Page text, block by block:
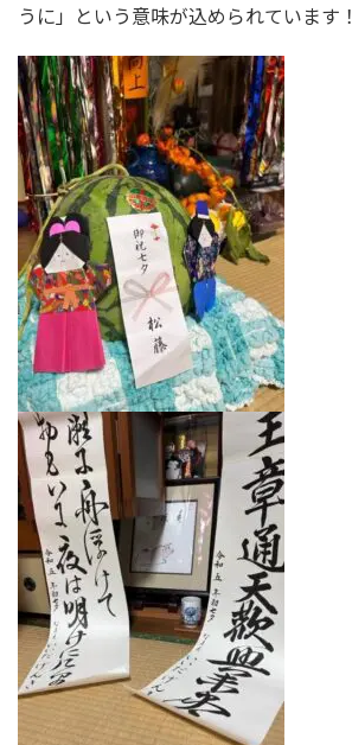
うに」という意味が込められています！